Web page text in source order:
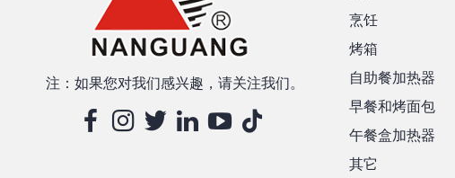
注：如果您对我们感兴趣，请关注我们。
烹饪
烤箱
自助餐加热器
早餐和烤面包
午餐盒加热器
其它